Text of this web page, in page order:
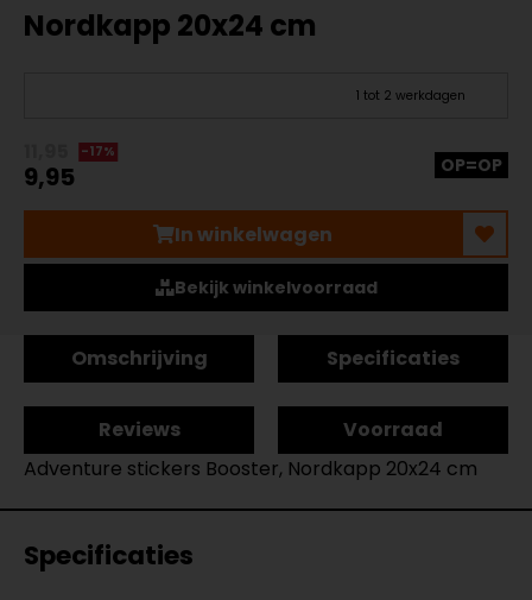
Nordkapp 20x24 cm
1 tot 2 werkdagen
-17%
9,95 OP=OP
In winkelwagen
Bekijk winkelvoorraad
Omschrijving Specificaties
Reviews
Voorraad
Adventure stickers Booster, Nordkapp 20x24 cm
Specificaties